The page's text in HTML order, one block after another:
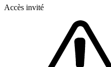
Accès invité